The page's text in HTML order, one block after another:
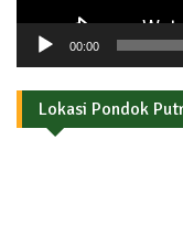
00:00
Lokasi Pondok